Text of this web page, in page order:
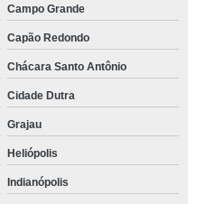
Campo Grande
Capão Redondo
Chácara Santo Antônio
Cidade Dutra
Grajau
Heliópolis
Indianópolis